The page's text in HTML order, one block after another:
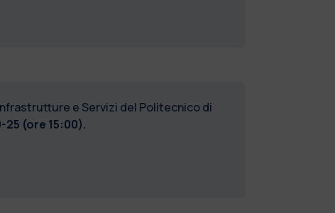
e Servizi del Politecnico di
25 (ore 15:00).